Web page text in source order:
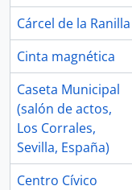
Cárcel de la Ranilla
Cinta magnética
Caseta Municipal
(salón de actos,
Los Corrales,
Sevilla, España)
Centro Cívico